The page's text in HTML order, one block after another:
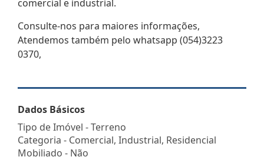
comercial e industrial.
Consulte-nos para maiores informações,
Atendemos também pelo whatsapp (054)3223
0370,
Dados Básicos
Tipo de Imóvel - Terreno
Categoria - Comercial, Industrial, Residencial
Mobiliado - Não